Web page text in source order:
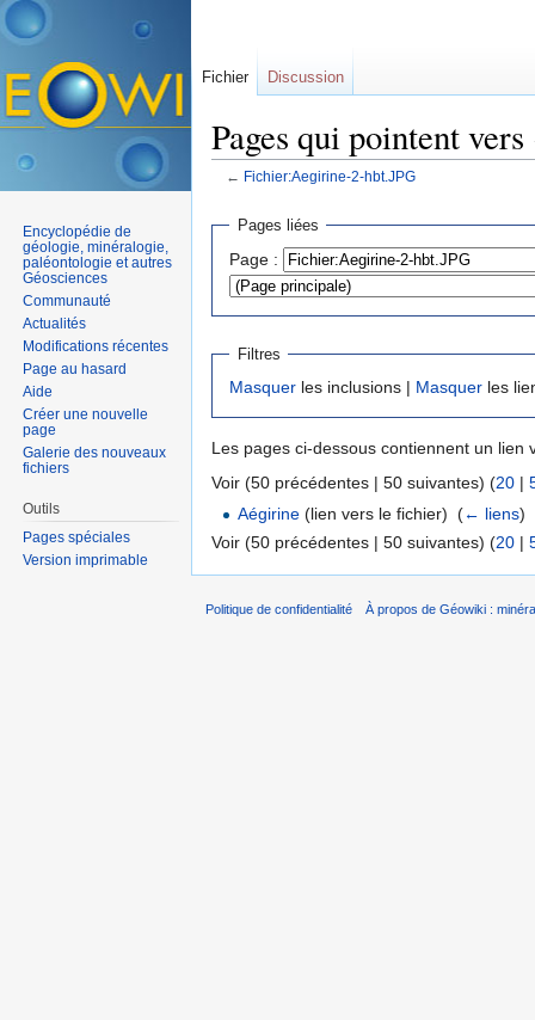
Pages qui pointent
← Fichier:Aegirine-2-hbt.JPG
Pages liées
Page :
Filtres
Masquer les inclusions | Masquer les
Les pages ci-dessous contiennent un lien
Voir (50 précédentes | 50 suivantes) (20 |
Aégirine (lien vers le fichier) ‎(← liens)
Voir (50 précédentes | 50 suivantes) (20 |
Fichier Discussion
Encyclopédie de
géologie, minéralogie,
paléontologie et autres
Géosciences
Communauté
Actualités
Modifications récentes
Page au hasard
Aide
Créer une nouvelle
page
Galerie des nouveaux
fichiers
Outils
Pages spéciales
Version imprimable
Politique de confidentialité À propos de Géowiki :